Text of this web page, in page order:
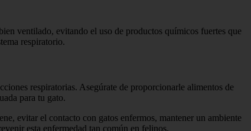
ventilado, evitando el uso de productos químicos fuertes que
respiratorio.
respiratorias. Asegúrate de proporcionarle alimentos de
para tu gato.
evitar el contacto con gatos enfermos, mantener un ambiente
esta enfermedad tan común en felinos.